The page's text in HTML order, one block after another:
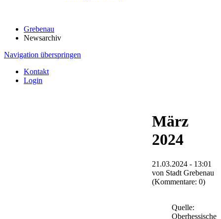
Grebenau
Newsarchiv
Navigation überspringen
Kontakt
Login
März
2024
21.03.2024 - 13:01
von Stadt Grebenau
(Kommentare: 0)
Quelle:
Oberhessische